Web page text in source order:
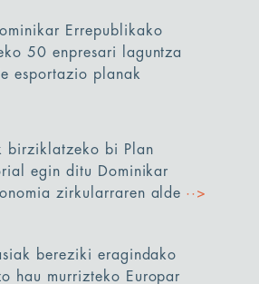
Errepublikako
50 enpresari laguntza
esportazio planak
birziklatzeko bi Plan
egin ditu Dominikar
zirkularraren alde ··>
bereziki eragindako
hau murrizteko Europar